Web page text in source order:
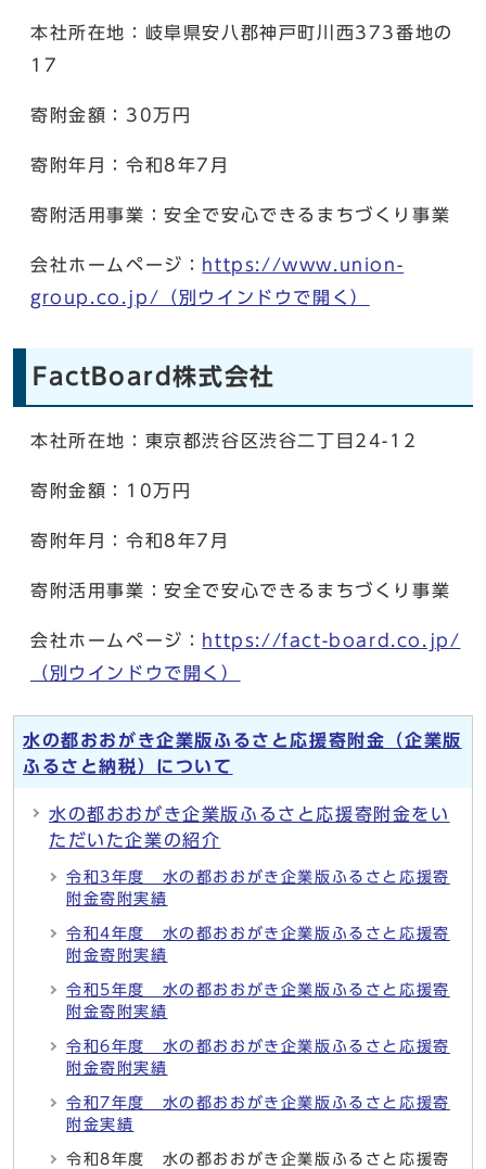
本社所在地：岐阜県安八郡神戸町川西373番地の
17
寄附金額：30万円
寄附年月：令和8年7月
寄附活用事業：安全で安心できるまちづくり事業
会社ホームページ： https://www.union-
group.co.jp/ （別ウインドウで開く）
FactBoard株式会社
本社所在地：東京都渋谷区渋谷二丁目24-12
寄附金額：10万円
寄附年月：令和8年7月
寄附活用事業：安全で安心できるまちづくり事業
会社ホームページ： https://fact-board.co.jp/
（別ウインドウで開く）
水の都おおがき企業版ふるさと応援寄附金（企業版
ふるさと納税）について
水の都おおがき企業版ふるさと応援寄附金をい
ただいた企業の紹介
令和3年度 水の都おおがき企業版ふるさと応援寄
附金寄附実績
令和4年度 水の都おおがき企業版ふるさと応援寄
附金寄附実績
令和5年度 水の都おおがき企業版ふるさと応援寄
附金寄附実績
令和6年度 水の都おおがき企業版ふるさと応援寄
附金寄附実績
令和7年度 水の都おおがき企業版ふるさと応援寄
附金実績
令和8年度 水の都おおがき企業版ふるさと応援寄